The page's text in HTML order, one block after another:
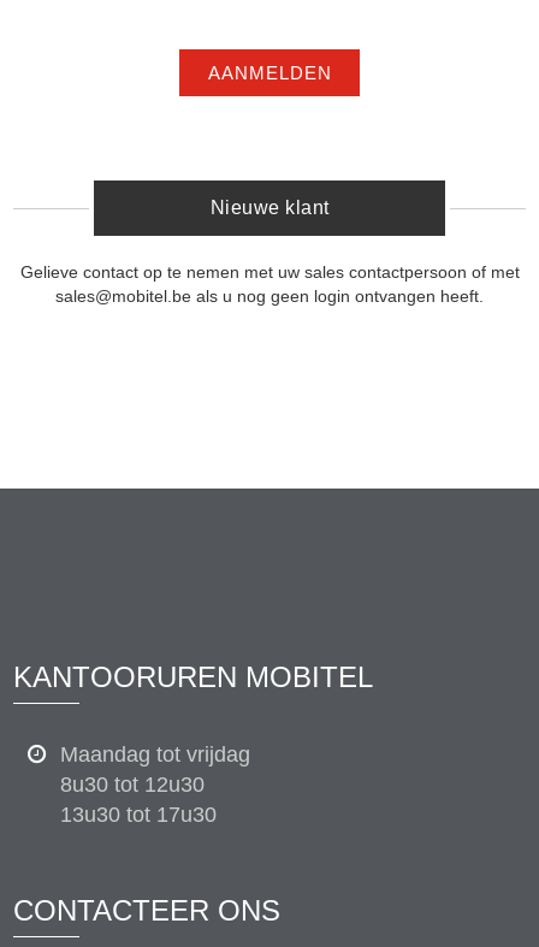
AANMELDEN
Nieuwe klant
Gelieve contact op te nemen met uw sales contactpersoon of met
sales@mobitel.be als u nog geen login ontvangen heeft.
KANTOORUREN MOBITEL
Maandag tot vrijdag
8u30 tot 12u30
13u30 tot 17u30
CONTACTEER ONS